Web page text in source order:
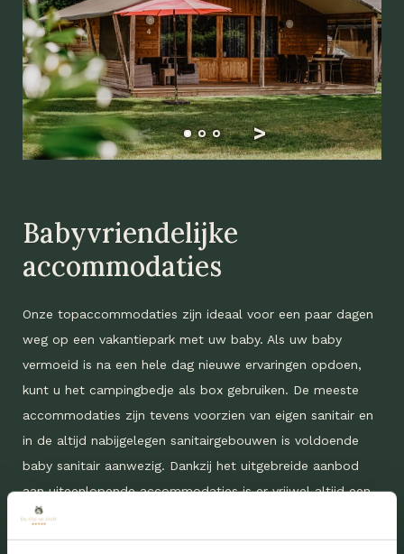
Babyvriendelijke
accommodaties
Onze topaccommodaties zijn ideaal voor een paar dagen
weg op een vakantiepark met uw baby. Als uw baby
vermoeid is na een hele dag nieuwe ervaringen opdoen,
kunt u het campingbedje als box gebruiken. De meeste
accommodaties zijn tevens voorzien van eigen sanitair en
in de altijd nabijgelegen sanitairgebouwen is voldoende
baby sanitair aanwezig. Dankzij het uitgebreide aanbod
aan uiteenlopende accommodaties is er vrijwel altijd een
accommodatie die naadloos aansluit op uw wensen en
behoeften. Hierdoor beleeft u een heerlijke vakantie op